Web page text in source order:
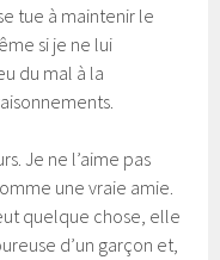
tue à maintenir le
si je ne lui
du mal à la
Je ne l’aime pas
une vraie amie.
quelque chose, elle
d’un garçon et,